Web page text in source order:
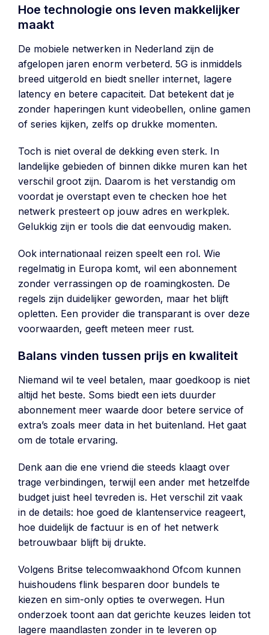
Hoe technologie ons leven makkelijker
maakt
De mobiele netwerken in Nederland zijn de
afgelopen jaren enorm verbeterd. 5G is inmiddels
breed uitgerold en biedt sneller internet, lagere
latency en betere capaciteit. Dat betekent dat je
zonder haperingen kunt videobellen, online gamen
of series kijken, zelfs op drukke momenten.
Toch is niet overal de dekking even sterk. In
landelijke gebieden of binnen dikke muren kan het
verschil groot zijn. Daarom is het verstandig om
voordat je overstapt even te checken hoe het
netwerk presteert op jouw adres en werkplek.
Gelukkig zijn er tools die dat eenvoudig maken.
Ook internationaal reizen speelt een rol. Wie
regelmatig in Europa komt, wil een abonnement
zonder verrassingen op de roamingkosten. De
regels zijn duidelijker geworden, maar het blijft
opletten. Een provider die transparant is over deze
voorwaarden, geeft meteen meer rust.
Balans vinden tussen prijs en kwaliteit
Niemand wil te veel betalen, maar goedkoop is niet
altijd het beste. Soms biedt een iets duurder
abonnement meer waarde door betere service of
extra’s zoals meer data in het buitenland. Het gaat
om de totale ervaring.
Denk aan die ene vriend die steeds klaagt over
trage verbindingen, terwijl een ander met hetzelfde
budget juist heel tevreden is. Het verschil zit vaak
in de details: hoe goed de klantenservice reageert,
hoe duidelijk de factuur is en of het netwerk
betrouwbaar blijft bij drukte.
Volgens Britse telecomwaakhond Ofcom kunnen
huishoudens flink besparen door bundels te
kiezen en sim-only opties te overwegen. Hun
onderzoek toont aan dat gerichte keuzes leiden tot
lagere maandlasten zonder in te leveren op